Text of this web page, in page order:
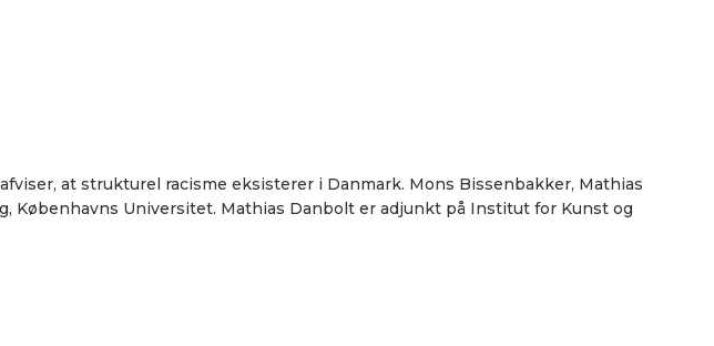
at strukturel racisme eksisterer i Danmark. Mons Bissenbakker, Mathias
Universitet. Mathias Danbolt er adjunkt på Institut for Kunst og